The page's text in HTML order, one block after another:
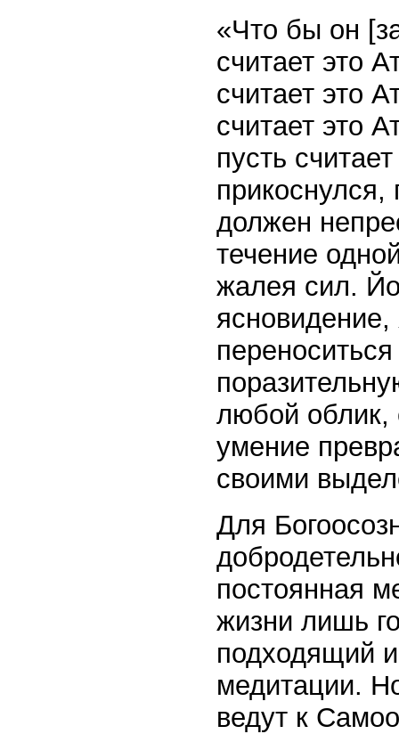
«Что бы он
считает это
считает это
считает это
пусть
прикоснулся,
должен
течение
жалея сил.
любой облик,
умение
своими
Для
постоянная
жизни лишь
подходящий
медитации.
ведут к